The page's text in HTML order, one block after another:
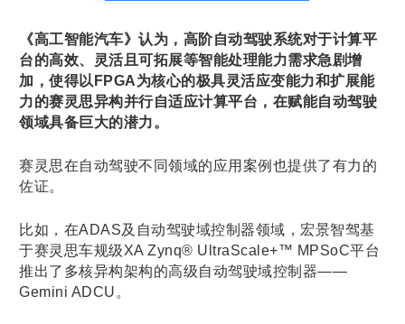
《高工智能汽车》认为，高阶自动驾驶系统对于计算平
台的高效、灵活且可拓展等智能处理能力需求急剧增
加，使得以FPGA为核心的极具灵活应变能力和扩展能
力的赛灵思异构并行自适应计算平台，在赋能自动驾驶
领域具备巨大的潜力。
赛灵思在自动驾驶不同领域的应用案例也提供了有力的
佐证。
比如，在ADAS及自动驾驶域控制器领域，宏景智驾基
于赛灵思车规级XA Zynq® UltraScale+™ MPSoC平台
推出了多核异构架构的高级自动驾驶域控制器——
Gemini ADCU。